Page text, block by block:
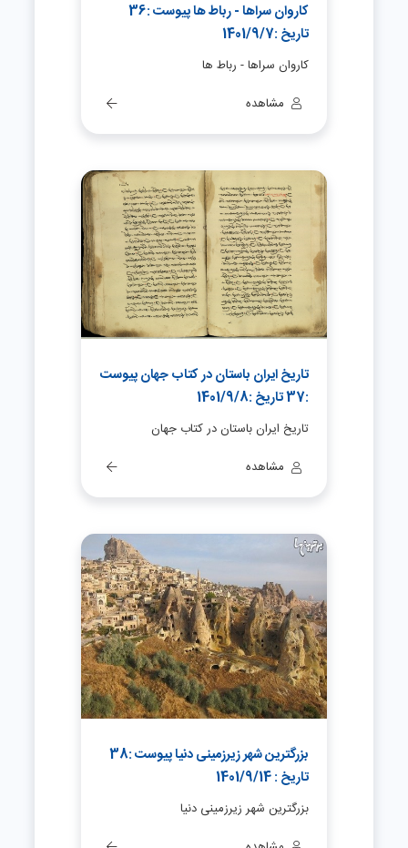
کاروان سراها - رباط ها پیوست :36
تاریخ :1401/9/7
کاروان سراها - رباط ها
مشاهده
تاریخ ایران باستان در کتاب جهان پیوست
:37 تاریخ :1401/9/8
تاریخ ایران باستان در کتاب جهان
مشاهده
بزرگترین شهر زیرزمینی دنیا پیوست :38
تاریخ : 1401/9/14
بزرگترین شهر زیرزمینی دنیا